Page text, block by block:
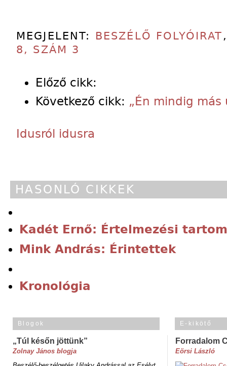
MEGJELENT: BESZÉLŐ FOLYÓIRAT
8, SZÁM 3
Előző cikk:
Következő cikk: „Én mindig
Idusról idusra
HASONLÓ CIKKEK
Kadét Ernő: Értelmezési
Mink András: Érintettek
Kronológia
Blogok
„Túl későn jöttünk”
Zolnay János blogja
E-kikötő
Forradalom
Eörsi László